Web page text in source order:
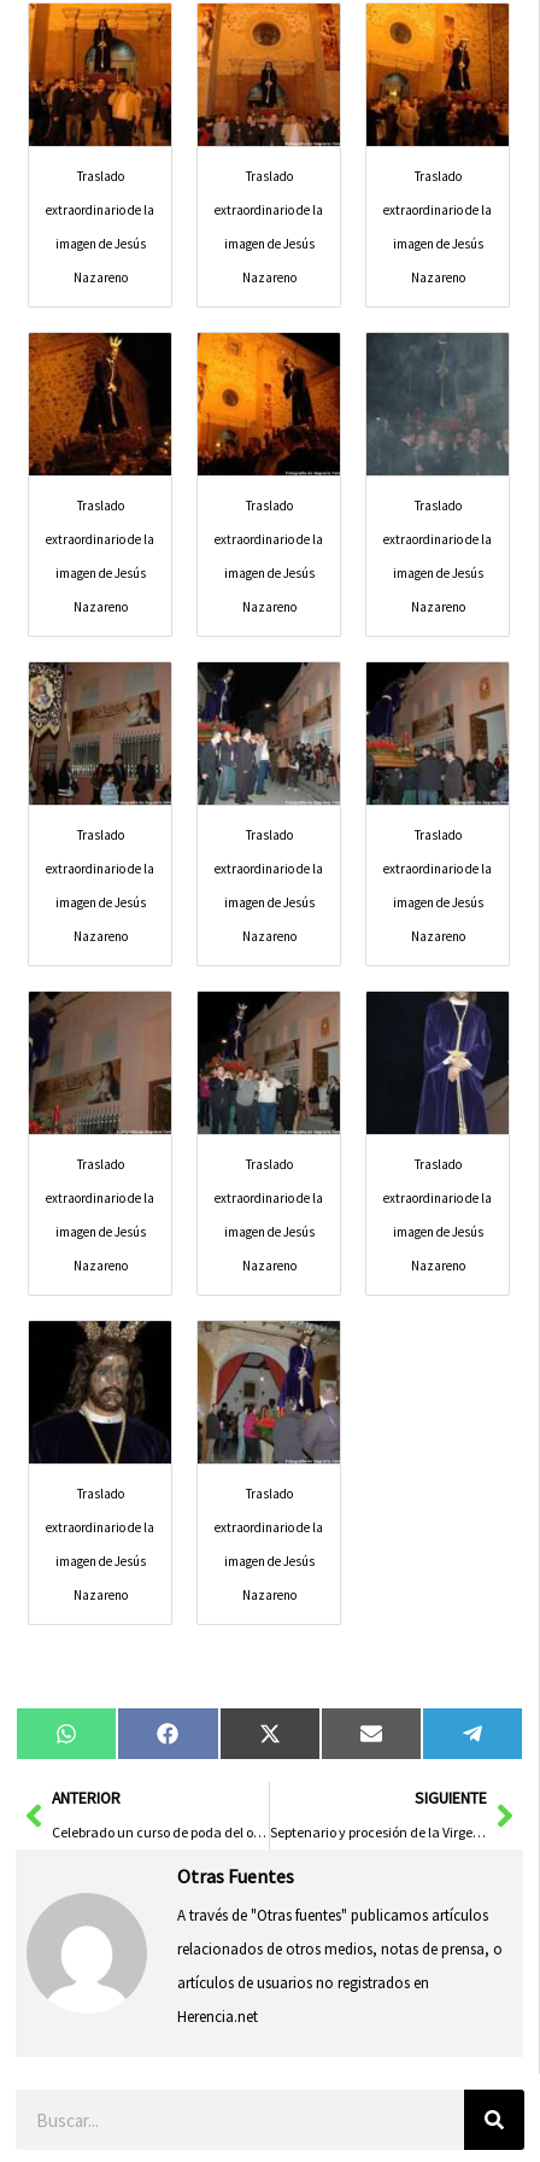
Traslado
extraordinario de la
imagen de Jesús
Nazareno
Traslado
extraordinario de la
imagen de Jesús
Nazareno
Traslado
extraordinario de la
imagen de Jesús
Nazareno
Traslado
extraordinario de la
imagen de Jesús
Nazareno
Traslado
extraordinario de la
imagen de Jesús
Nazareno
Traslado
extraordinario de la
imagen de Jesús
Nazareno
Traslado
extraordinario de la
imagen de Jesús
Nazareno
Traslado
extraordinario de la
imagen de Jesús
Nazareno
Traslado
extraordinario de la
imagen de Jesús
Nazareno
Traslado
extraordinario de la
imagen de Jesús
Nazareno
Traslado
extraordinario de la
imagen de Jesús
Nazareno
Traslado
extraordinario de la
imagen de Jesús
Nazareno
Traslado
extraordinario de la
imagen de Jesús
Nazareno
Traslado
extraordinario de la
imagen de Jesús
Nazareno
Compartir
en
WhatsAppCompartir
en
FacebookCompartir
en
X
(Twitter)
Compartir
en
Email
en
AntANTERIOR
Celebrado un curso de poda del olivar
SIGUIENTE
Septenario y procesión de la Virgen de los Dolores
Otras Fuentes
A través de "Otras fuentes" publicamos artículos
relacionados de otros medios, notas de prensa, o
artículos de usuarios no registrados en
Herencia.net